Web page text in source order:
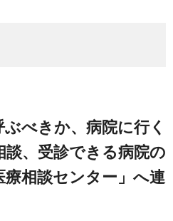
べきか、病院に行く
、受診できる病院の
相談センター」へ連